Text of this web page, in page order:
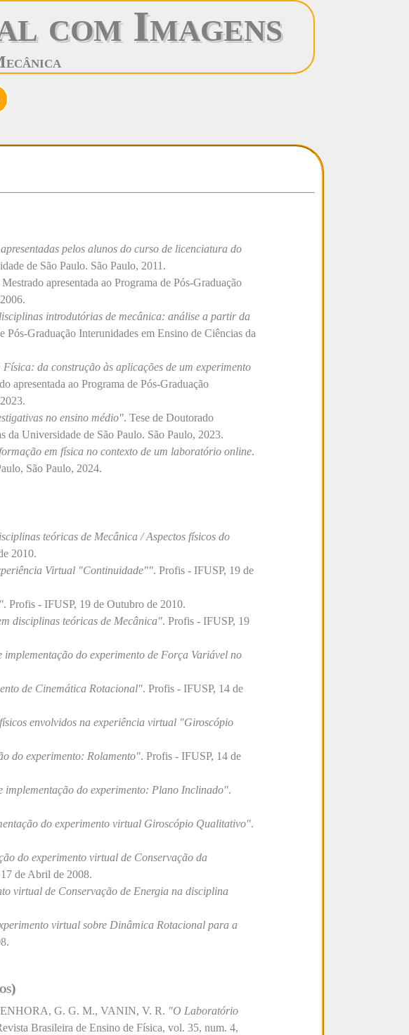
com Imagens
pelos alunos do curso de licenciatura do
de São Paulo. São Paulo, 2011.
apresentada ao Programa de Pós-Graduação
introdutórias de mecânica: análise a partir da
Pós-Graduação Interunidades em Ensino de Ciências da
da construção às aplicações de um experimento
apresentada ao Programa de Pós-Graduação
no ensino médio". Tese de Doutorado
da Universidade de São Paulo. São Paulo, 2023.
em física no contexto de um laboratório online.
São Paulo, 2024.
teóricas de Mecânica / Aspectos físicos do
2010.
Virtual "Continuidade"". Profis - IFUSP, 19 de
. Profis - IFUSP, 19 de Outubro de 2010.
disciplinas teóricas de Mecânica". Profis - IFUSP, 19
implementação do experimento de Força Variável no
de Cinemática Rotacional". Profis - IFUSP, 14 de
envolvidos na experiência virtual "Giroscópio
do experimento: Rolamento". Profis - IFUSP, 14 de
implementação do experimento: Plano Inclinado".
do experimento virtual Giroscópio Qualitativo".
do experimento virtual de Conservação da
de Abril de 2008.
virtual de Conservação de Energia na disciplina
virtual sobre Dinâmica Rotacional para a
G. G. M., VANIN, V. R. "O Laboratório
Brasileira de Ensino de Física, vol. 35, num. 4,